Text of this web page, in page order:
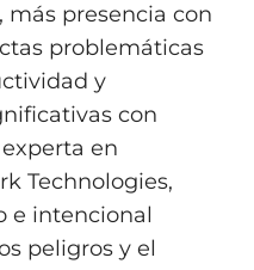
presencia con
problemáticas
y
con
en
Technologies,
e intencional
peligros y el